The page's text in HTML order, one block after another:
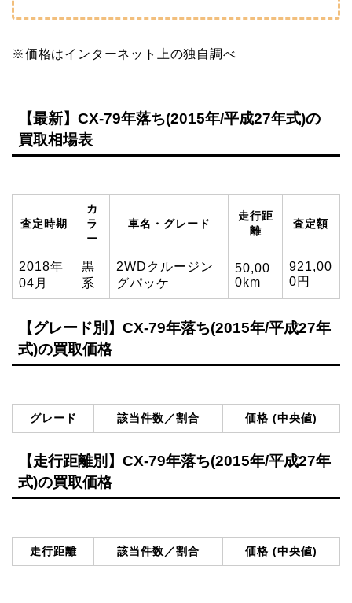
※価格はインターネット上の独自調べ
【最新】CX-79年落ち(2015年/平成27年式)の
買取相場表
査定時期
カ
ラ
ー
車名・グレード
走行距
離
査定額
2018年
04月
黒
系
2WDクルージン
グパッケ
50,00
0km
921,00
0円
【グレード別】CX-79年落ち(2015年/平成27年
式)の買取価格
グレード 該当件数／割合 価格 (中央値)
【走行距離別】CX-79年落ち(2015年/平成27年
式)の買取価格
走行距離 該当件数／割合 価格 (中央値)